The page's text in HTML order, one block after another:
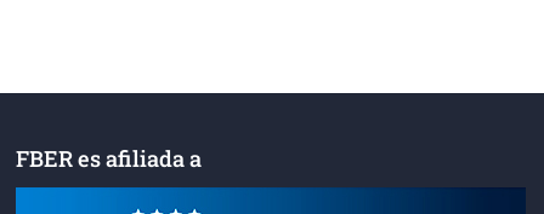
FBER es afiliada a